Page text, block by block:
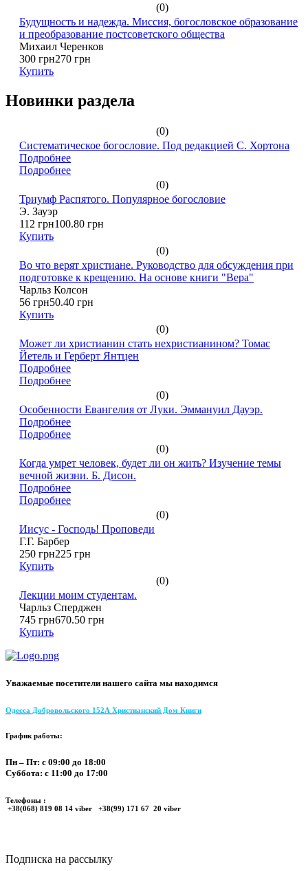
(0)
Будущность и надежда. Миссия, богословское образование
и преобразование постсоветского общества
Михаил Черенков
300 грн270 грн
Купить
Новинки раздела
(0)
Систематическое богословие. Под редакцией С. Хортона
Подробнее
Подробнее
(0)
Триумф Распятого. Популярное богословие
Э. Зауэр
112 грн100.80 грн
Купить
(0)
Во что верят христиане. Руководство для обсуждения при
подготовке к крещению. На основе книги "Вера"
Чарльз Колсон
56 грн50.40 грн
Купить
(0)
Может ли христианин стать нехристианином? Томас
Йетель и Герберт Янтцен
Подробнее
Подробнее
(0)
Особенности Евангелия от Луки. Эммануил Дауэр.
Подробнее
Подробнее
(0)
Когда умрет человек, будет ли он жить? Изучение темы
вечной жизни. Б. Дисон.
Подробнее
Подробнее
(0)
Иисус - Господь! Проповеди
Г.Г. Барбер
250 грн225 грн
Купить
(0)
Лекции моим студентам.
Чарльз Сперджен
745 грн670.50 грн
Купить
Уважаемые посетители нашего сайта мы находимся
Одесса Добровольского 152А Христианский Дом Книги
График работы:
Пн – Пт: с 09:00 до 18:00
Суббота: с 11:00 до 17:00
Телефоны :
+38(068) 819 08 14 viber +38(99) 171 67 20 viber
Подписка на рассылку